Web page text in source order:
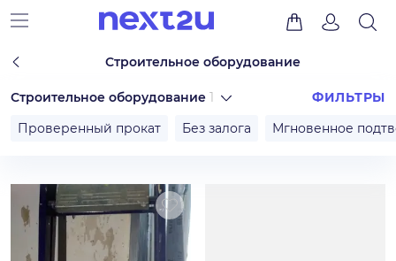
Строительное оборудование
Строительное оборудование 1
ФИЛЬТРЫ
Проверенный прокат
Без залога Мгновенное